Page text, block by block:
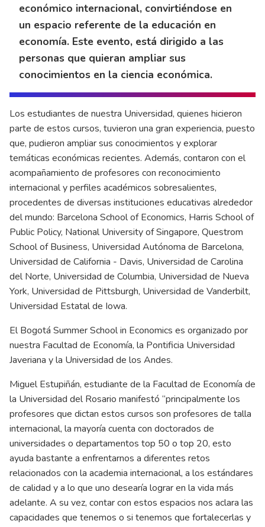
económico internacional, convirtiéndose en
un espacio referente de la educación en
economía. Este evento, está dirigido a las
personas que quieran ampliar sus
conocimientos en la ciencia económica.
Los estudiantes de nuestra Universidad, quienes hicieron
parte de estos cursos, tuvieron una gran experiencia, puesto
que, pudieron ampliar sus conocimientos y explorar
temáticas económicas recientes. Además, contaron con el
acompañamiento de profesores con reconocimiento
internacional y perfiles académicos sobresalientes,
procedentes de diversas instituciones educativas alrededor
del mundo: Barcelona School of Economics, Harris School of
Public Policy, National University of Singapore, Questrom
School of Business, Universidad Autónoma de Barcelona,
Universidad de California - Davis, Universidad de Carolina
del Norte, Universidad de Columbia, Universidad de Nueva
York, Universidad de Pittsburgh, Universidad de Vanderbilt,
Universidad Estatal de Iowa.
El Bogotá Summer School in Economics es organizado por
nuestra Facultad de Economía, la Pontificia Universidad
Javeriana y la Universidad de los Andes.
Miguel Estupiñán, estudiante de la Facultad de Economía de
la Universidad del Rosario manifestó “principalmente los
profesores que dictan estos cursos son profesores de talla
internacional, la mayoría cuenta con doctorados de
universidades o departamentos top 50 o top 20, esto
ayuda bastante a enfrentarnos a diferentes retos
relacionados con la academia internacional, a los estándares
de calidad y a lo que uno desearía lograr en la vida más
adelante. A su vez, contar con estos espacios nos aclara las
capacidades que tenemos o si tenemos que fortalecerlas y